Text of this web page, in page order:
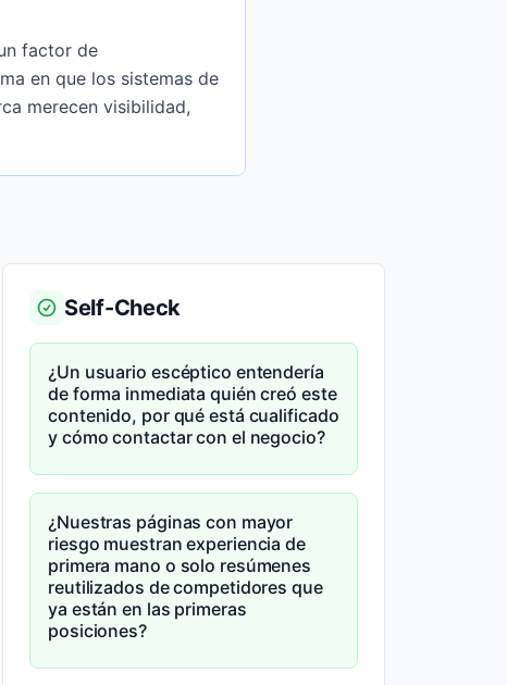
factor de
en que los sistemas de
merecen visibilidad,
Self-Check
¿Un usuario escéptico entendería
de forma inmediata quién creó este
contenido, por qué está cualificado
y cómo contactar con el negocio?
¿Nuestras páginas con mayor
riesgo muestran experiencia de
primera mano o solo resúmenes
reutilizados de competidores que
ya están en las primeras
posiciones?